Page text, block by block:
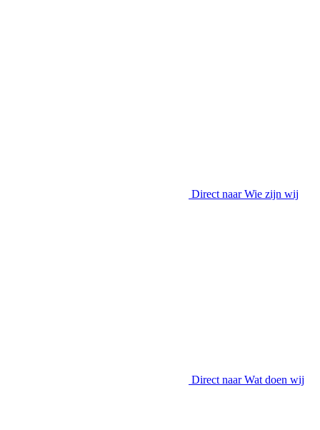
Direct naar Wie zijn wij
Direct naar Wat doen wij